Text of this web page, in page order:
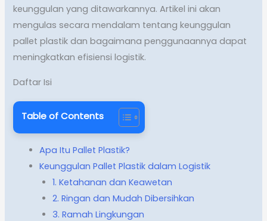
keunggulan yang ditawarkannya. Artikel ini akan
mengulas secara mendalam tentang keunggulan
pallet plastik dan bagaimana penggunaannya dapat
meningkatkan efisiensi logistik.
Daftar Isi
Table of Contents
Apa Itu Pallet Plastik?
Keunggulan Pallet Plastik dalam Logistik
1. Ketahanan dan Keawetan
2. Ringan dan Mudah Dibersihkan
3. Ramah Lingkungan